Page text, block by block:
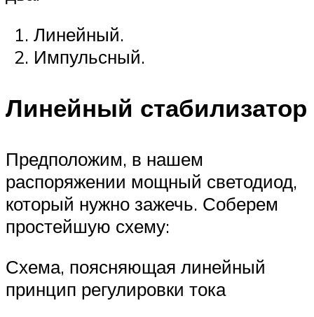
Линейный.
Импульсный.
Линейный стабилизатор
Предположим, в нашем
распоряжении мощный светодиод,
который нужно зажечь. Соберем
простейшую схему:
Схема, поясняющая линейный
принцип регулировки тока